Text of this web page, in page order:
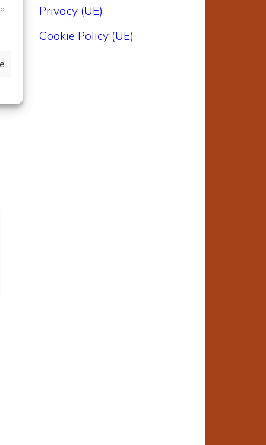
Privacy (UE)
Cookie Policy (UE)